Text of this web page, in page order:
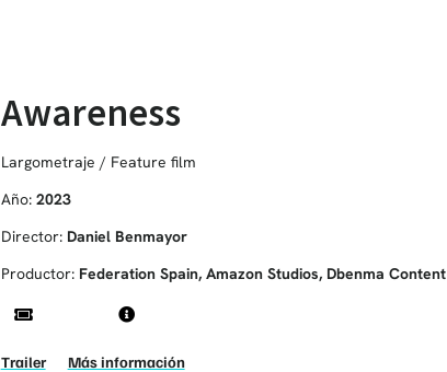
Awareness
Largometraje / Feature film
Año: 2023
Director: Daniel Benmayor
Productor: Federation Spain, Amazon Studios, Dbenma Content
Trailer Más información